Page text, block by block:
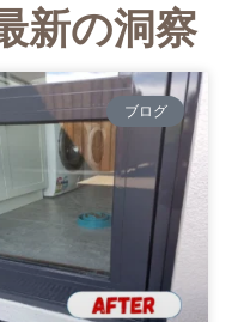
新の洞察
ブログ